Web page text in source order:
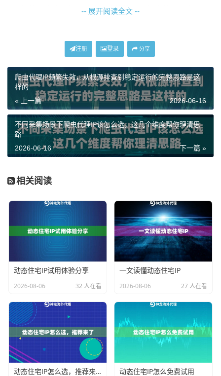
与您的具体业务场景结合，才能找到最契合的解决方
核心标准一：IP资源质量与业务可信度
IP资源的“出身”直接决定了其在目标平台眼中的可信度。
对于大多数涉及账号注册、登录、内容发布或数据采集
的业务，使用数据中心IP的风险较高，容易被识别和限
制。真实住宅IP是许多场景的硬性要求。这类IP来源于本
地互联网服务提供商（ISP）分配给普通家庭用户的网
络，行为模式与真实用户无异，能极大降低被风控系统
以神龙海外动态IP提供的动态住宅IP和动态长效ISP住宅
代理为例，其核心优势就在于IP属性为家庭住宅IP，基于
全球本地ISP宽带网络构建。这意味着您的业务流量将混
迹于普通居民的正常上网流量中，从而获得更高的匿名
性和可信度。这对于社交媒体运营、广告账户管理、跨
境电商登录等对账号安全要求极高的场景至关重要。
核心标准二：资源规模、稳定性与成本模式
业务的规模和持续性决定了您对IP资源池大小和稳定性
的要求。高频、并发或长期运行的任务需要庞大且稳定
的IP池作为支撑。
对于数据采集、自动化营销等消耗型业务，IP的使用量
-- 展开阅读全文 --
注册 登录 分享
爬虫代理IP频繁失效，从根源排查到稳定运行的完整思路是这
样的
« 上一篇 2026-06-16
不同采集场景下爬虫代理IP该怎么选，这几个维度帮你理清思
路
下一篇 »
2026-06-16
相关阅读
动态住宅IP试用体验分享
2026-08-06 32 人在看
一文读懂动态住宅IP
2026-08-06 27 人在看
动态住宅IP怎么选，推荐来了 动态住宅IP怎么免费试用